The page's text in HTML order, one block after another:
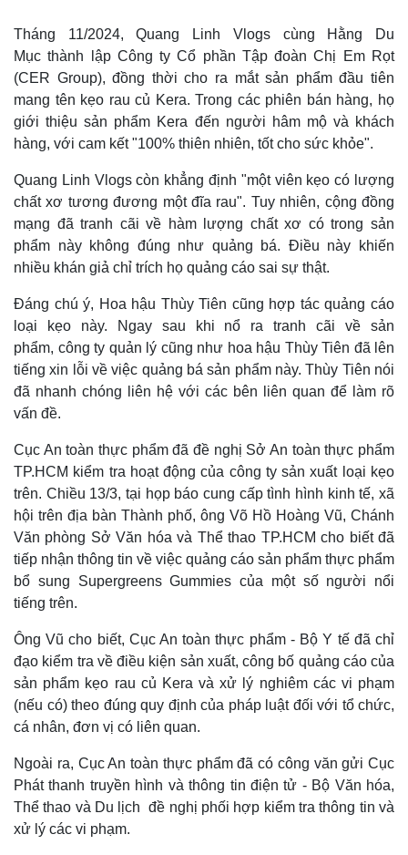
Tháng 11/2024, Quang Linh Vlogs cùng Hằng Du
Mục thành lập Công ty Cổ phần Tập đoàn Chị Em Rọt
(CER Group), đồng thời cho ra mắt sản phẩm đầu tiên
mang tên kẹo rau củ Kera. Trong các phiên bán hàng, họ
giới thiệu sản phẩm Kera đến người hâm mộ và khách
hàng, với cam kết "100% thiên nhiên, tốt cho sức khỏe".
Quang Linh Vlogs còn khẳng định "một viên kẹo có lượng
chất xơ tương đương một đĩa rau". Tuy nhiên, cộng đồng
mạng đã tranh cãi về hàm lượng chất xơ có trong sản
phẩm này không đúng như quảng bá. Điều này khiến
nhiều khán giả chỉ trích họ quảng cáo sai sự thật.
Đáng chú ý, Hoa hậu Thùy Tiên cũng hợp tác quảng cáo
loại kẹo này. Ngay sau khi nổ ra tranh cãi về sản
phẩm, công ty quản lý cũng như hoa hậu Thùy Tiên đã lên
tiếng xin lỗi về việc quảng bá sản phẩm này. Thùy Tiên nói
đã nhanh chóng liên hệ với các bên liên quan để làm rõ
vấn đề.
Cục An toàn thực phẩm đã đề nghị Sở An toàn thực phẩm
TP.HCM kiểm tra hoạt động của công ty sản xuất loại kẹo
trên. Chiều 13/3, tại họp báo cung cấp tình hình kinh tế, xã
hội trên địa bàn Thành phố, ông Võ Hồ Hoàng Vũ, Chánh
Văn phòng Sở Văn hóa và Thể thao TP.HCM cho biết đã
tiếp nhận thông tin về việc quảng cáo sản phẩm thực phẩm
bổ sung Supergreens Gummies của một số người nổi
tiếng trên.
Ông Vũ cho biết, Cục An toàn thực phẩm - Bộ Y tế đã chỉ
đạo kiểm tra về điều kiện sản xuất, công bố quảng cáo của
sản phẩm kẹo rau củ Kera và xử lý nghiêm các vi phạm
(nếu có) theo đúng quy định của pháp luật đối với tổ chức,
cá nhân, đơn vị có liên quan.
Ngoài ra, Cục An toàn thực phẩm đã có công văn gửi Cục
Phát thanh truyền hình và thông tin điện tử - Bộ Văn hóa,
Thể thao và Du lịch đề nghị phối hợp kiểm tra thông tin và
xử lý các vi phạm.